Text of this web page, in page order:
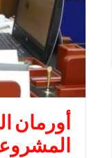
أورمان